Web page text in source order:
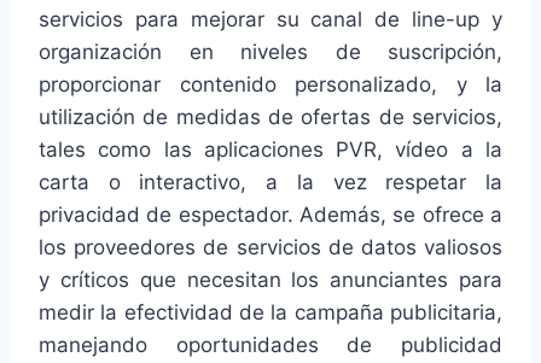
servicios para mejorar su canal de line-up y
organización en niveles de suscripción,
proporcionar contenido personalizado, y la
utilización de medidas de ofertas de servicios,
tales como las aplicaciones PVR, vídeo a la
carta o interactivo, a la vez respetar la
privacidad de espectador. Además, se ofrece a
los proveedores de servicios de datos valiosos
y críticos que necesitan los anunciantes para
medir la efectividad de la campaña publicitaria,
manejando oportunidades de publicidad